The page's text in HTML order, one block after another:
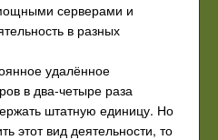
серверами и
в разных
удалённое
в два-четыре раза
штатную единицу. Но
этот вид деятельности, то